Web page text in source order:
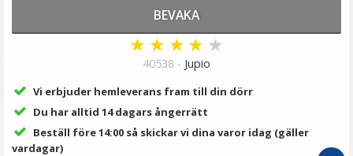
LÄGG I VARUKORG
BEVAKA
★ ★ ★ ★ ★
40538 - Jupio
Vi erbjuder hemleverans fram till din dörr
Du har alltid 14 dagars ångerrätt
Beställ före 14:00 så skickar vi dina varor idag (gäller
vardagar)